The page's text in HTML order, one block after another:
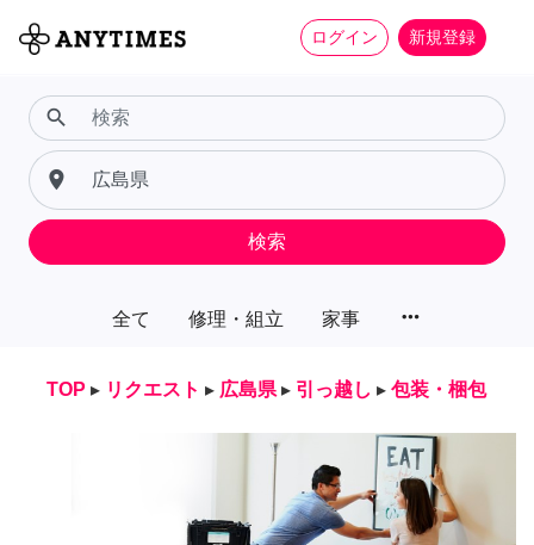
ログイン 新規登録
全て 修理・組立 家事 more_horiz
search
place
検索
TOP ▸ リクエスト ▸ 広島県 ▸ 引っ越し ▸ 包装・梱包